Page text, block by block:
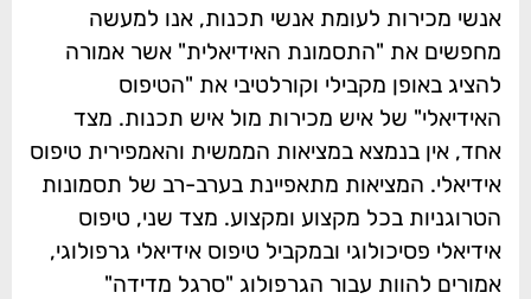
אנשי מכירות לעומת אנשי תכנות, אנו למעשה
מחפשים את "התסמונת האידיאלית" אשר אמורה
להציג באופן מקבילי וקורלטיבי את "הטיפוס
האידיאלי" של איש מכירות מול איש תכנות. מצד
אחד, אין בנמצא במציאות הממשית והאמפירית טיפוס
אידיאלי. המציאות מתאפיינת בערב-רב של תסמונות
הטרוגניות בכל מקצוע ומקצוע. מצד שני, טיפוס
אידיאלי פסיכולוגי ובמקביל טיפוס אידיאלי גרפולוגי,
אמורים להוות עבור הגרפולוג "סרגל מדידה"